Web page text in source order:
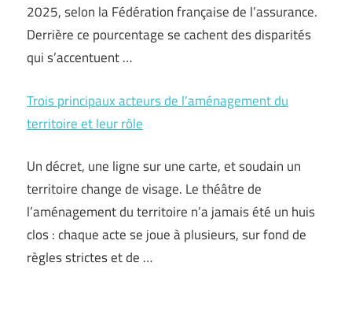
2025, selon la Fédération française de l’assurance.
Derrière ce pourcentage se cachent des disparités
qui s’accentuent …
Trois principaux acteurs de l’aménagement du
territoire et leur rôle
Un décret, une ligne sur une carte, et soudain un
territoire change de visage. Le théâtre de
l’aménagement du territoire n’a jamais été un huis
clos : chaque acte se joue à plusieurs, sur fond de
règles strictes et de …